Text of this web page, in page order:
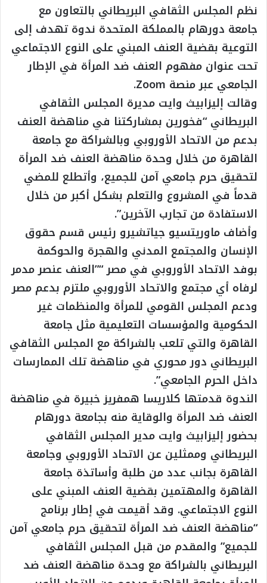
نظم المجلس الثقافي البريطاني بالتعاون مع
جامعة دورهام بالمملكة المتحدة ندوة تهدف إلى
التوعية بقضية العنف المبني على النوع الاجتماعي
تحت عنوان مفهوم العنف ضد المرأة في الإطار
الجامعي عبر منصة Zoom.
وقالت إليزابيث وايت مديرة المجلس الثقافي
البريطاني “فخورين بمشاركتنا في مناهضة العنف
بدعم من الاتحاد الأوروبي وبالشراكة مع جامعة
القاهرة من خلال وحدة مناهضة العنف ضد المرأة
لتحقيق حرم جامعي آمن للجميع، وأتطلع للمضي
قدماً في المشروع والتعلم بشكل أكبر من خلال
الاستفادة من تجارب الآخرين”.
وأضاف ماوريتسيو جياتشيرو رئيس قسم حقوق
الإنسان والمجتمع المدني والهجرة والحوكمة
بوفد الاتحاد الأوروبي في مصر “”العنف عنصر مدمر
لرفاه أي مجتمع والاتحاد الأوروبي ملتزم بدعم مصر
ودعم المجلس القومي للمرأة والمنظمات غير
الحكومية والمؤسسات التعليمية مثل جامعة
القاهرة والتي تلعب بالشراكة مع المجلس الثقافي
البريطاني دور محوري في مناهضة تلك الممارسات
داخل الحرم الجامعي”.
الندوة قدمتها كلاريسا همفريز خبيرة في مناهضة
العنف ضد المرأة والوقاية منه بجامعة دورهام
بحضور إليزابيث وايت مدير المجلس الثقافي
البريطاني وممثلين عن الاتحاد الأوروبي وجامعة
القاهرة بجانب عدد من طلبة وأساتذة جامعة
القاهرة والمهتمين بقضية العنف المبني على
النوع الاجتماعي. وقد أقيمت في إطار برنامج
“مناهضة العنف ضد المرأة لتحقيق حرم جامعي آمن
للجميع” والمقدم من قبل المجلس الثقافي
البريطاني بالشراكة مع وحدة مناهضة العنف ضد